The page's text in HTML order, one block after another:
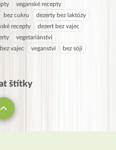
veganské recepty
bez cukru
dezerty bez laktózy
recepty
dezert bez vajec
vegetariánství
bez vajec veganství
bez sóji
štítky